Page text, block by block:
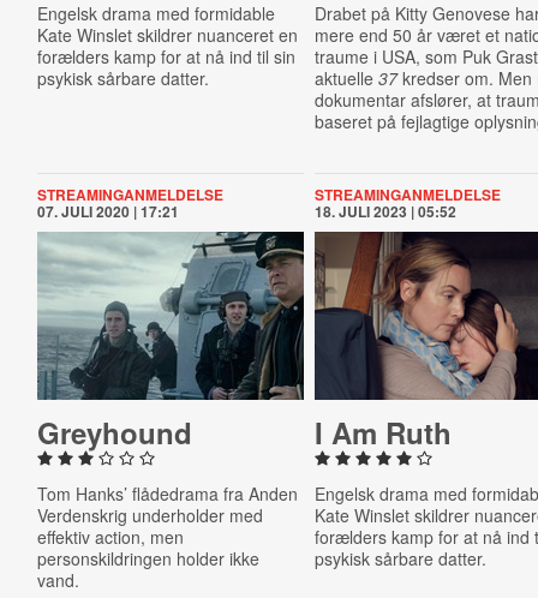
Engelsk drama med formidable
Kate Winslet skildrer nuanceret en
forælders kamp for at nå ind til sin
psykisk sårbare datter.
Drabet på Kitty Genovese
mere end 50 år været et
traume i USA, som Puk
aktuelle37kredser om. Men
dokumentar afslører, at
baseret på fejlagtige
STREAMINGANMELDELSE
07. JULI 2020 | 17:21
Greyhound
Tom Hanks’ flådedrama fra Anden
Verdenskrig underholder med
effektiv action, men
personskildringen holder ikke
vand.
STREAMINGANMELDELSE
18. JULI 2023 | 05:52
I Am Ruth
Engelsk drama med
Kate Winslet skildrer
forælders kamp for at nå ind
psykisk sårbare datter.